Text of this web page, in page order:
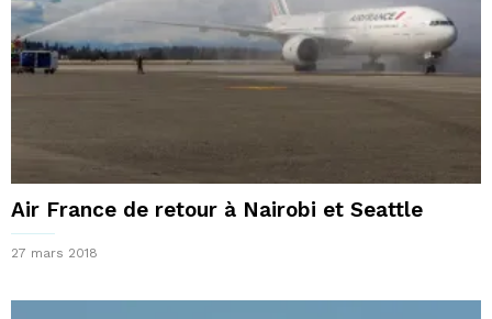
Air France de retour à Nairobi et Seattle
27 mars 2018